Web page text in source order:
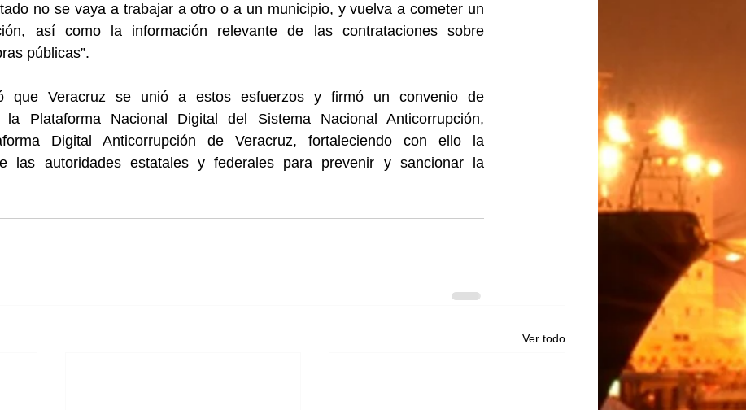
no se vaya a trabajar a otro o a un municipio, y vuelva a cometer un
así como la información relevante de las contrataciones sobre
públicas”.
que Veracruz se unió a estos esfuerzos y firmó un convenio de
la Plataforma Nacional Digital del Sistema Nacional Anticorrupción,
Digital Anticorrupción de Veracruz, fortaleciendo con ello la
las autoridades estatales y federales para prevenir y sancionar la
Ver todo